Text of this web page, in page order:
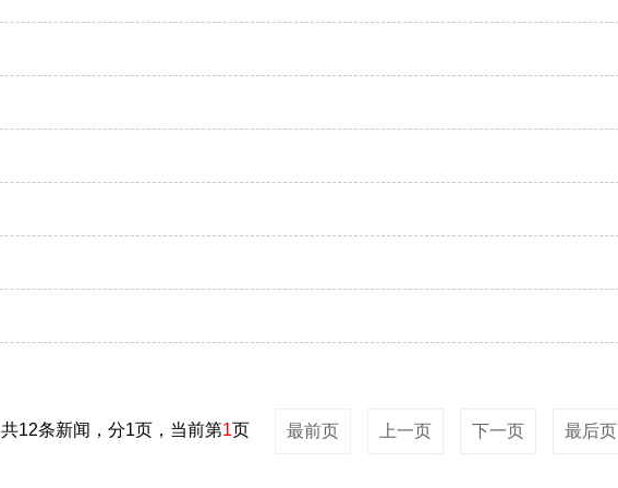
共12条新闻，分1页，当前第1页 最前页 上一页 下一页 最后页